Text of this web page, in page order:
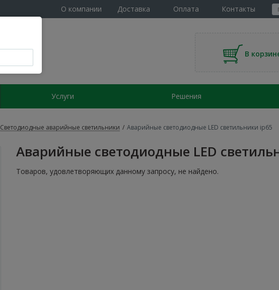
О компании Доставка Оплата Контакты
В
Услуги Решения
Светодиодные аварийные светильники / Аварийные светодиодные LED светильники ip65
Аварийные светодиодные LED
Товаров, удовлетворяющих данному запросу, не найдено.